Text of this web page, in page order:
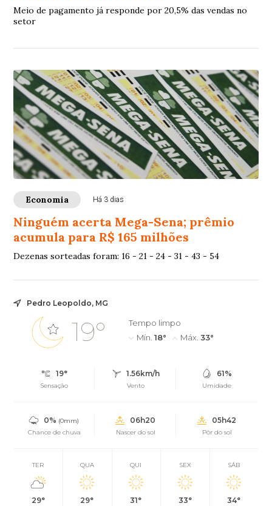
Meio de pagamento já responde por 20,5% das vendas no
setor
Economia Há 3 dias
Ninguém acerta Mega-Sena; prêmio
acumula para R$ 165 milhões
Dezenas sorteadas foram: 16 - 21 - 24 - 31 - 43 - 54
Pedro Leopoldo, MG
19°
Tempo limpo
Mín. 18° Máx. 33°
19°
Sensação
1.56km/h
Vento
61%
Umidade
0% (0mm)
Chance de chuva
06h20
Nascer do sol
05h42
Pôr do sol
TER
29°
QUA
29°
QUI
31°
SEX
33°
SÁB
34°